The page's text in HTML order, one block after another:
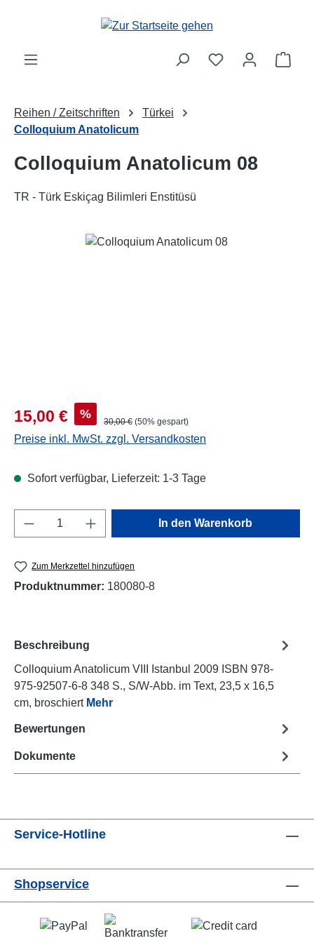
Zum Hauptinhalt springen
Reihen / Zeitschriften
Türkei
Colloquium Anatolicum
Colloquium Anatolicum 08
TR - Türk Eskiçag Bilimleri Enstitüsü
Bildergalerie überspringen
Verkaufspreis:
15,00 € % Regulärer Preis:
30,00 € (50% gespart)
Preise inkl. MwSt. zzgl. Versandkosten
Sofort verfügbar, Lieferzeit: 1-3 Tage
Produkt Anzahl: Gib den gewünschten
In den Warenkorb
Zum Merkzettel hinzufügen
Produktnummer: 180080-8
Beschreibung
Colloquium Anatolicum VIII Istanbul 2009 ISBN 978-
975-92507-6-8 348 S., S/W-Abb. im Text, 23,5 x 16,5
cm, broschiert Mehr
Bewertungen
Dokumente
Service-Hotline
Shopservice